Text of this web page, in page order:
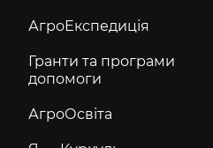
АгроЕкспедиція
Гранти та програми
допомоги
АгроОсвіта